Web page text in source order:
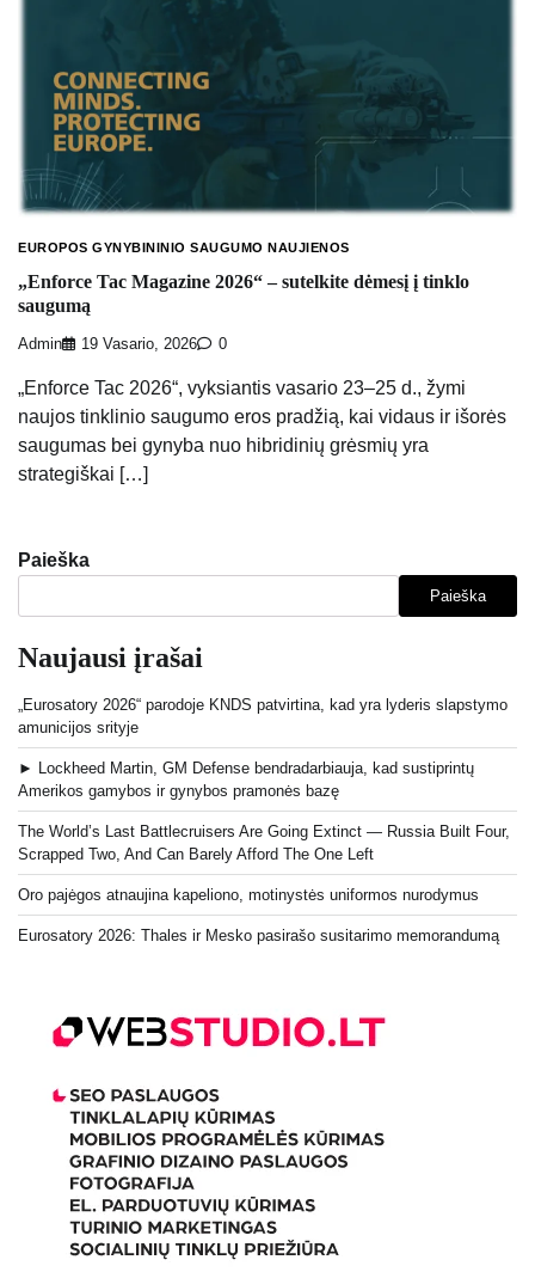
EUROPOS GYNYBININIO SAUGUMO NAUJIENOS
„Enforce Tac Magazine 2026“ – sutelkite dėmesį į tinklo
saugumą
Admin 19 Vasario, 2026 0
„Enforce Tac 2026“, vyksiantis vasario 23–25 d., žymi
naujos tinklinio saugumo eros pradžią, kai vidaus ir išorės
saugumas bei gynyba nuo hibridinių grėsmių yra
strategiškai […]
Paieška
Paieška
Naujausi įrašai
„Eurosatory 2026“ parodoje KNDS patvirtina, kad yra lyderis slapstymo
amunicijos srityje
► Lockheed Martin, GM Defense bendradarbiauja, kad sustiprintų
Amerikos gamybos ir gynybos pramonės bazę
The World’s Last Battlecruisers Are Going Extinct — Russia Built Four,
Scrapped Two, And Can Barely Afford The One Left
Oro pajėgos atnaujina kapeliono, motinystės uniformos nurodymus
Eurosatory 2026: Thales ir Mesko pasirašo susitarimo memorandumą